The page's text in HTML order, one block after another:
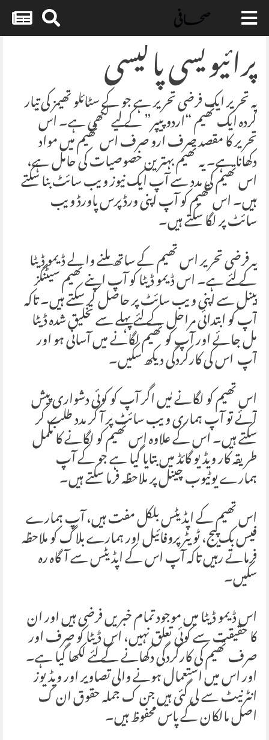
Skip
content
پرائیویسی پالیسی
یہ تحریر ایک فرضی تحریر ہے جو کے سٹائلو تھیمز کی تیار
کردہ ایک تھیم “اردو پیپر” کے لیے لکھی ہے۔ اس
تحریر کا مقصد صرف ارو صرف اس تھیم میں مواد
دکھانا ہے۔ یہ تھیم بہترین خصوصیات کی حامل ہے،
اس تھیم کی مدد سے آپ ایک نیوز ویب سائٹ بنا سکتے
ہیں۔ اس تھیم کو آپ اپنی ورڈپرس پاورڈ ویب
سائٹ پر لگا سکتے ہیں۔
یہ فرضی تحریر اس تھیم کے ساتھ ملنے والے ڈیمو ڈیٹا
کے لئے ہے۔ اس ڈیمو ڈیٹا کو آپ اپنے تھیم سیٹنگز
پینل سے اپنی ویب سائٹ پر حاصل کر سکتے ہیں۔ تاکہ
آپ کو ابتدائی مراحل کے لئے پہلے سے تخلیق شدہ ڈیٹا
مل جائے اور آپ کو تھیم لگانے میں آسانی ہو اور
آپ اس کی کارکردگی دیکھ سکیں۔
اس تھیم کو لگانے مٰیں اگر آپ کو کوئی دشواری پیش
آئے تو آپ ہماری ویب سائٹ پر آ کر مدد طلب کر
سکتے ہیں۔ اس کے علاوہ اس تھیم کو لگانے کا مکمل
طریقہ کار ویڈیو گائڈ میں بتایا گیا ہے جو کے آپ
ہمارے یوٹیوب چینل پر ملاحظہ فرما سکتے ہیں۔
اس تھیم کے اپڈیٹس بلکل مفت ہیں، آپ ہمارے
فیس بک پیج، ٹویٹر پروفائیل اور ہمارے بلاگ کو ملاحظہ
فرماتے رہیں تاکہ آپ اس کے اپڈیٹس سے آگاہ رہ
سکیں۔
اس ڈیمو ڈیٹا میں موجود تمام خبریں فرضی ہیں اور ان
کا حقیقت سے کوئی تعلق نہیں، اس ڈیٹا کو صرف اور
صرف تھیم کی کارکردگی دکھانے کے لئے لکھا گیا ہے۔
اور اس میں استعمال ہونے والی تصاویر اور ویڈیوز
انٹرنیٹ سے لی گئی ہیں جن ک جملہ حقوق ان ک
اصل مالکان کے پاس محفوظ ہیں۔